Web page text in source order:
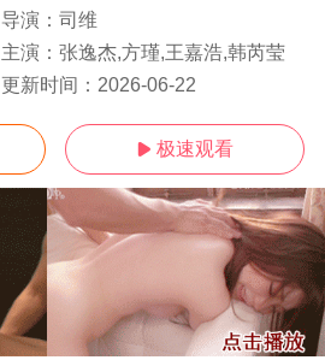
导演： 司维
主演： 张逸杰,方瑾,王嘉浩,韩芮莹
更新时间： 2026-06-22
 极速观看